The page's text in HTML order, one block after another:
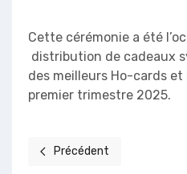
Cette cérémonie a été
distribution de cadeaux
des meilleurs Ho-cards
premier trimestre 2025.
Article précédent :
Précédent